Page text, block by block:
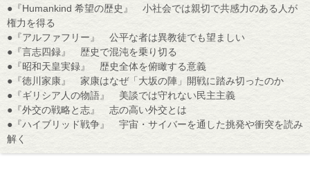
●『Humankind 希望の歴史』 小社会では親切で共感力のある人が
権力を得る
●『アルファフリー』 公平な者は異教徒でも望ましい
●『言志四録』 歴史で混沌を乗り切る
●『昭和天皇実録』 歴史全体を俯瞰する意義
●『徳川家康』 家康はなぜ「大坂の陣」開戦に踏み切ったのか
●『ギリシア人の物語』 美談では守れない民主主義
●『外交の戦略と志』 志の高い外交とは
●『ハイブリッド戦争』 宇宙・サイバーを通した挑発や衝突を読み
解く